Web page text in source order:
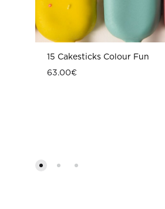
15 Cakesticks Colour Fun
63.00€